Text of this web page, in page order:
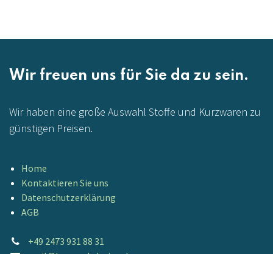
Wir freuen uns für Sie da zu sein.
Wir haben eine große Auswahl Stoffe und Kurzwaren zu
günstigen Preisen.
Home
Kontaktieren Sie uns
Datenschutzerklärung
AGB
+49 2473 931 88 31